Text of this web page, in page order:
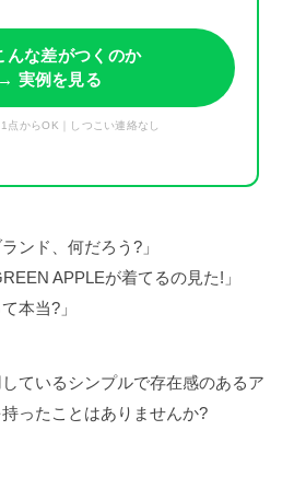
んな差がつくのか
→ 実例を見る
点からOK｜しつこい連絡なし
ンド、何だろう?」
APPLEが着てるの見た!」
本当?」
ているシンプルで存在感のあるア
ったことはありませんか?